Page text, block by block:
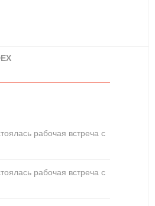
рабочая встреча с
рабочая встреча с